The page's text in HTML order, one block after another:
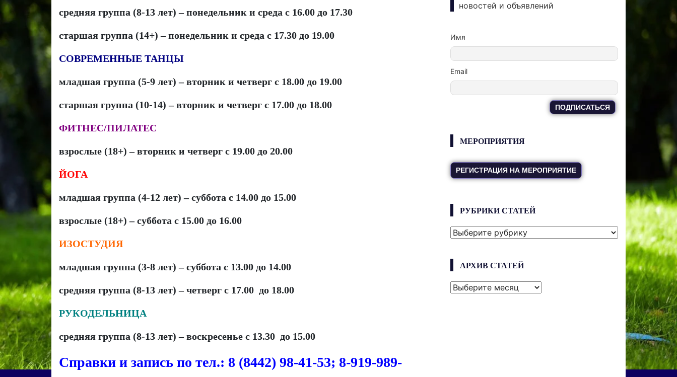
средняя группа (8-13 лет) – понедельник и среда с 16.00 до 17.30
старшая группа (14+) – понедельник и среда с 17.30 до 19.00
СОВРЕМЕННЫЕ ТАНЦЫ
младшая группа (5-9 лет) – вторник и четверг с 18.00 до 19.00
старшая группа (10-14) – вторник и четверг с 17.00 до 18.00
ФИТНЕС/ПИЛАТЕС
взрослые (18+) – вторник и четверг с 19.00 до 20.00
ЙОГА
младшая группа (4-12 лет) – суббота с 14.00 до 15.00
взрослые (18+) – суббота с 15.00 до 16.00
ИЗОСТУДИЯ
младшая группа (3-8 лет) – суббота с 13.00 до 14.00
средняя группа (8-13 лет) – четверг с 17.00 до 18.00
РУКОДЕЛЬНИЦА
средняя группа (8-13 лет) – воскресенье с 13.30 до 15.00
Справки и запись по тел.: 8 (8442) 98-41-53; 8-919-989-
новостей и объявлений
Имя
Email
МЕРОПРИЯТИЯ
РЕГИСТРАЦИЯ НА МЕРОПРИЯТИЕ
РУБРИКИ СТАТЕЙ
РУБРИКИ
АРХИВ СТАТЕЙ
АРХИВ